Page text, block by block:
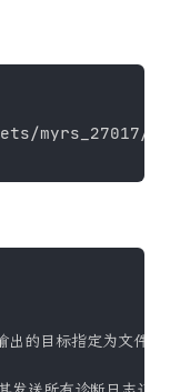
的目标指定为文件